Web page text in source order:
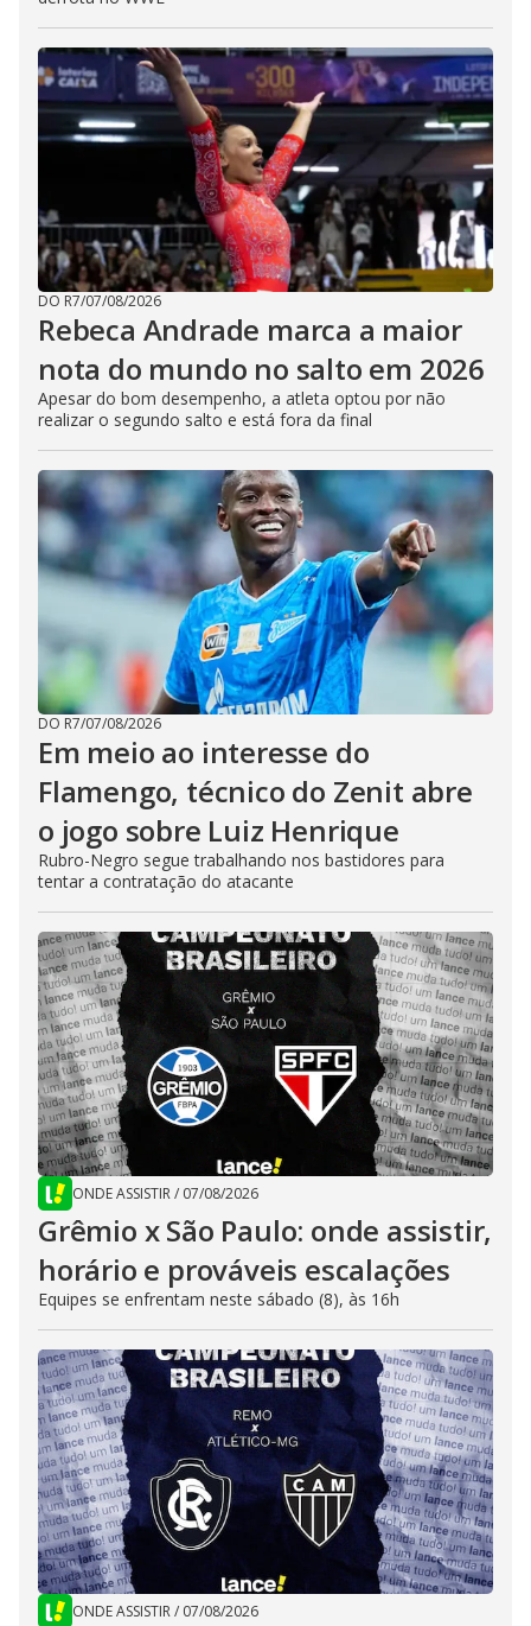
DO R7/07/08/2026
Rebeca Andrade marca a maior
nota do mundo no salto em 2026
Apesar do bom desempenho, a atleta optou por não
realizar o segundo salto e está fora da final
DO R7/07/08/2026
Em meio ao interesse do
Flamengo, técnico do Zenit abre
o jogo sobre Luiz Henrique
Rubro-Negro segue trabalhando nos bastidores para
tentar a contratação do atacante
ONDE ASSISTIR/ 07/08/2026
Grêmio x São Paulo: onde assistir,
horário e prováveis escalações
Equipes se enfrentam neste sábado (8), às 16h
ONDE ASSISTIR/ 07/08/2026